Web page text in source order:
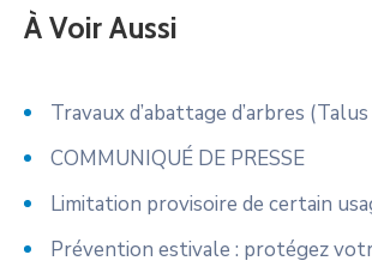
À Voir Aussi
Travaux d’abattage d’arbres (Talus
COMMUNIQUÉ DE PRESSE
Limitation provisoire de certain
Prévention estivale : protégez